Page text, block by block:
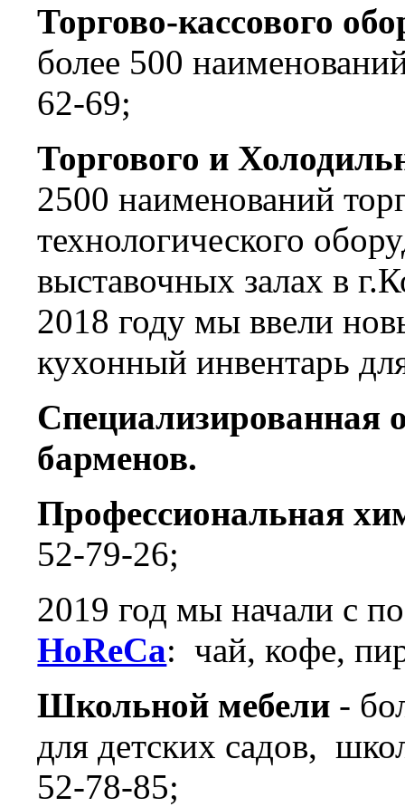
Торгово-кассового
более 500
62-69;
Торгового и
2500 наименований
технологического
выставочных залах в
2018 году мы ввели
кухонный инвентарь
Специализированная
барменов.
Профессиональная
52-79-26;
2019 год мы начали с
HoReCa: чай, кофе,
Школьной мебели -
для детских садов,
52-78-85;